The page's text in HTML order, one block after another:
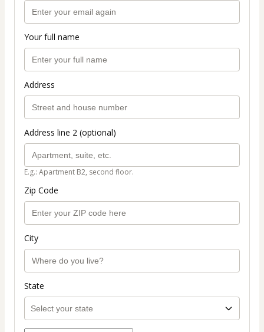
Your full name
Address
Address line 2 (optional)
E.g.: Apartment B2, second floor.
Zip Code
City
State